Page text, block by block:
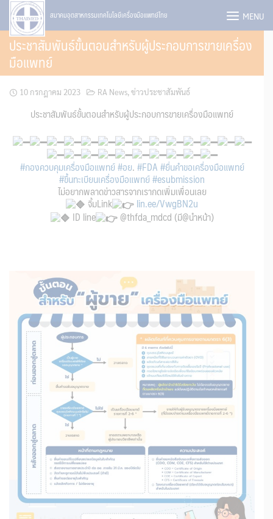
Skip
content
สมาคมอุตสาหกรรมเทคโนโลยีเครื่องมือแพทย์ไทย MENU
ประชาสัมพันธ์ขั้นตอนสำหรับผู้ประกอบการขายเครื่อง
มือแพทย์
10 กรกฎาคม 2023 RA News, ข่าวประชาสัมพันธ์
ประชาสัมพันธ์ขั้นตอนสำหรับผู้ประกอบการขายเครื่องมือแพทย์
#กองควบคุมเครื่องมือแพทย์#อย.#FDA#ยื่นคำขอเครื่องมือแพทย์
#ขึ้นทะเบียนเครื่องมือแพทย์#esubmission
ไม่อยากพลาดข่าวสารจากเรากดเพิ่มเพื่อนเลย
จิ้มLink
lin.ee/VwgBN2u
ID line
@thfda_mdcd (มี@นำหน้า)